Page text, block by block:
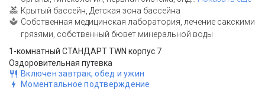
Крытый бассейн, Детская зона бассейна
Собственная медицинская лаборатория, лечение сакскими
грязями, собственный бювет минеральной воды
1-комнатный СТАНДАРТ TWN корпус 7
Оздоровительная путевка
Включен завтрак, обед и ужин
Моментальное подтверждение